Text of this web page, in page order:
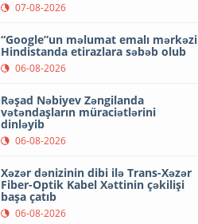
07-08-2026
“Google”un məlumat emalı mərkəzi
Hindistanda etirazlara səbəb olub
06-08-2026
Rəşad Nəbiyev Zəngilanda
vətəndaşların müraciətlərini
dinləyib
06-08-2026
Xəzər dənizinin dibi ilə Trans-Xəzər
Fiber-Optik Kabel Xəttinin çəkilişi
başa çatıb
06-08-2026